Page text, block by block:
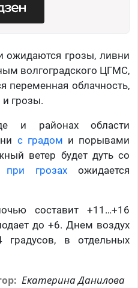
ожидаются грозы, ливни
волгоградского ЦГМС,
переменная облачность,
грозы.
и районах области
с градом и порывами
ветер будет дуть со
при грозах ожидается
составит +11…+16
до +6. Днем воздух
градусов, в отдельных
Екатерина Данилова